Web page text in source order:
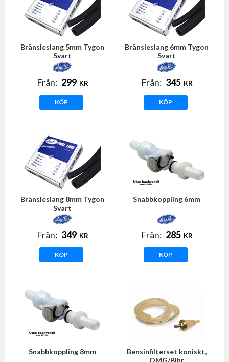
Bränsleslang 5mm Tygon
Svart
Från: 299 KR
KÖP
Bränsleslang 6mm Tygon
Svart
Från: 345 KR
KÖP
Bränsleslang 8mm Tygon
Svart
Från: 349 KR
KÖP
Snabbkoppling 6mm
Från: 285 KR
KÖP
Snabbkoppling 8mm
Bensinfilterset koniskt,
OMG/Bihr